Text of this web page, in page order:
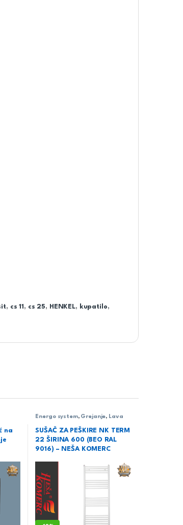
, cs 11 , cs 25, HENKEL, kupatilo,
na
Energo system, Grejanje, Lava
22,Radijatori,sušači i oprema,
Sušači peškira
SUŠAČ ZA PEŠKIRE NK TERM
22 ŠIRINA 600 (BEO RAL
9016) – NEŠA KOMERC